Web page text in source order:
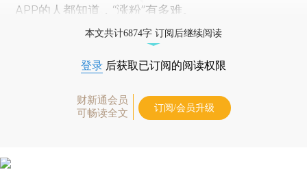
APP的人都知道，“涨粉”有多难。
本文共计6874字 订阅后继续阅读
登录 后获取已订阅的阅读权限
财新通会员
可畅读全文
订阅/会员升级